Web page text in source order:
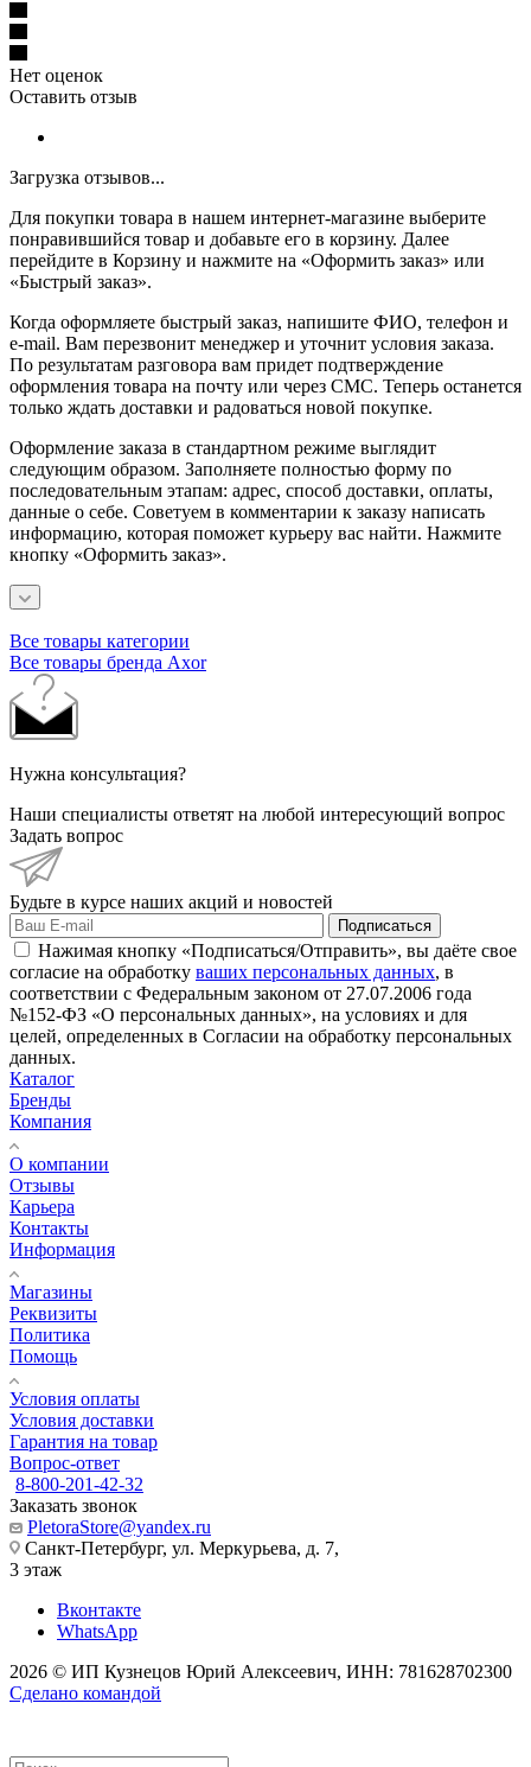
Нет оценок
Оставить отзыв
Загрузка отзывов...
Для покупки товара в нашем интернет-магазине выберите
понравившийся товар и добавьте его в корзину. Далее
перейдите в Корзину и нажмите на «Оформить заказ» или
«Быстрый заказ».
Когда оформляете быстрый заказ, напишите ФИО, телефон и
e-mail. Вам перезвонит менеджер и уточнит условия заказа.
По результатам разговора вам придет подтверждение
оформления товара на почту или через СМС. Теперь останется
только ждать доставки и радоваться новой покупке.
Оформление заказа в стандартном режиме выглядит
следующим образом. Заполняете полностью форму по
последовательным этапам: адрес, способ доставки, оплаты,
данные о себе. Советуем в комментарии к заказу написать
информацию, которая поможет курьеру вас найти. Нажмите
кнопку «Оформить заказ».
Все товары категории
Все товары бренда Axor
Нужна консультация?
Наши специалисты ответят на любой интересующий вопрос
Задать вопрос
Будьте в курсе наших акций и новостей
Подписаться
Нажимая кнопку «Подписаться/Отправить», вы даёте свое
согласие на обработку ваших персональных данных, в
соответствии с Федеральным законом от 27.07.2006 года
№152-ФЗ «О персональных данных», на условиях и для
целей, определенных в Согласии на обработку персональных
данных.
Каталог
Бренды
Компания
О компании
Отзывы
Карьера
Контакты
Информация
Магазины
Реквизиты
Политика
Помощь
Условия оплаты
Условия доставки
Гарантия на товар
Вопрос-ответ
8-800-201-42-32
Заказать звонок
PletoraStore@yandex.ru
Санкт-Петербург, ул. Меркурьева, д. 7,
3 этаж
Вконтакте
WhatsApp
2026 © ИП Кузнецов Юрий Алексеевич, ИНН: 781628702300
Сделано командой